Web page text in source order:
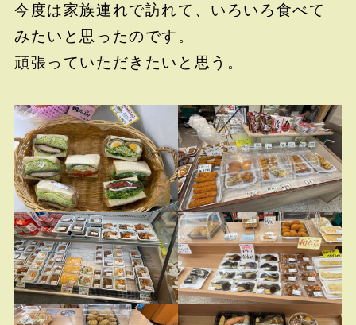
今度は家族連れで訪れて、いろいろ食べて
みたいと思ったのです。
頑張っていただきたいと思う。